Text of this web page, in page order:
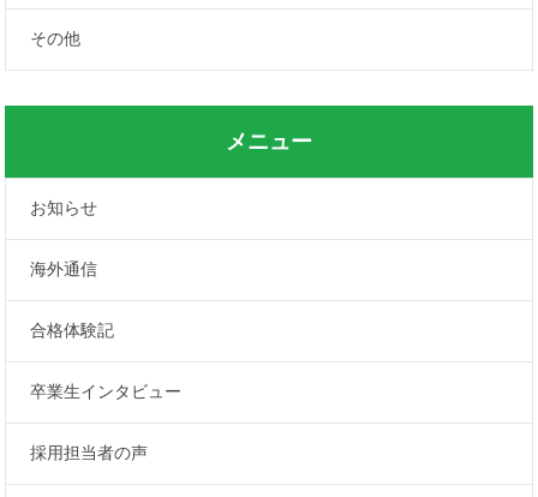
その他
メニュー
お知らせ
海外通信
合格体験記
卒業生インタビュー
採用担当者の声